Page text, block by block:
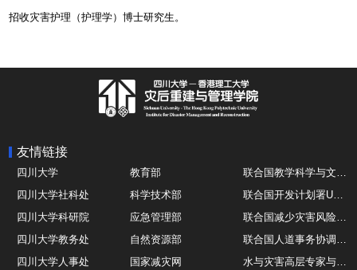
招收灾害护理（护理学）博士研究生。
友情链接
四川大学 教育部
联合国教学科学与文化组织UNESCO
四川大学社科处
科学技术部
联合国开发计划署UNDP
四川大学科研院
应急管理部
联合国减少灾害风险办公室UNDRR
四川大学教务处
自然资源部
联合国人道事务协调厅OCHA
四川大学人事处
国家减灾网 水与灾害高层专家与领导组 HELP